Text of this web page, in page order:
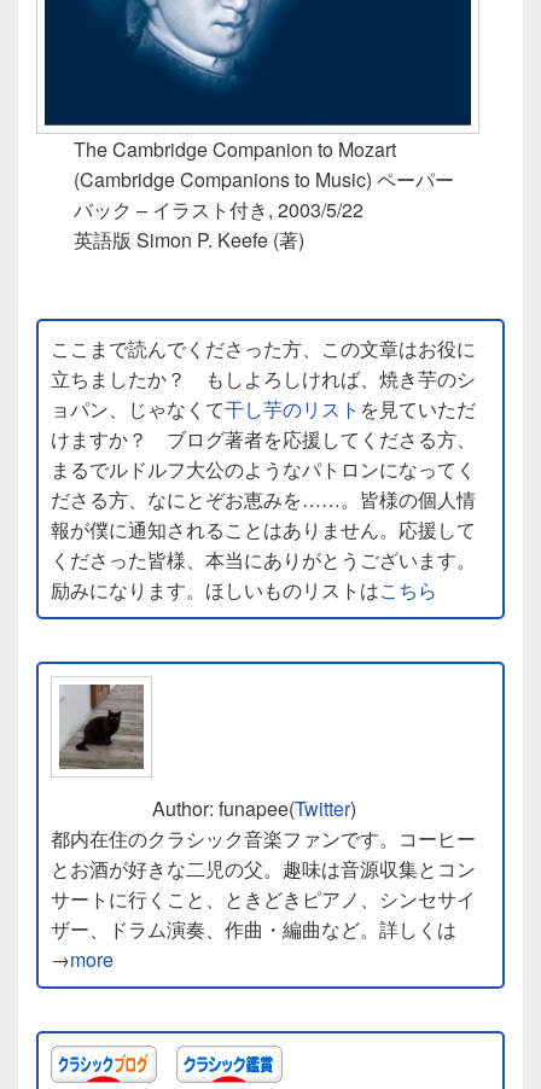
The Cambridge Companion to Mozart
(Cambridge Companions to Music) ペーパー
バック – イラスト付き, 2003/5/22
英語版 Simon P. Keefe (著)
ここまで読んでくださった方、この文章はお役に
立ちましたか？ もしよろしければ、焼き芋のシ
ョパン、じゃなくて干し芋のリスト を見ていただ
けますか？ ブログ著者を応援してくださる方、
まるでルドルフ大公のようなパトロンになってく
ださる方、なにとぞお恵みを……。皆様の個人情
報が僕に通知されることはありません。応援して
くださった皆様、本当にありがとうございます。
励みになります。ほしいものリストはこちら
Author: funapee(Twitter)
都内在住のクラシック音楽ファンです。コーヒー
とお酒が好きな二児の父。趣味は音源収集とコン
サートに行くこと、ときどきピアノ、シンセサイ
ザー、ドラム演奏、作曲・編曲など。詳しくは
→more